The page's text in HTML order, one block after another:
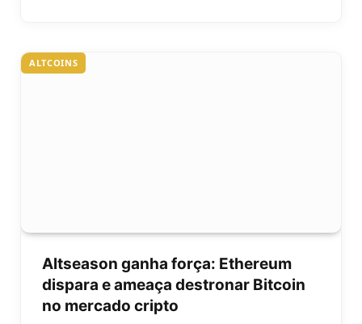
ALTCOINS
Altseason ganha força: Ethereum
dispara e ameaça destronar Bitcoin
no mercado cripto